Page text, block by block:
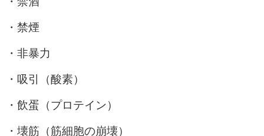
・禁煙
・非暴力
・吸引（酸素）
・飲蛋（プロテイン）
・壊筋（筋細胞の崩壊）